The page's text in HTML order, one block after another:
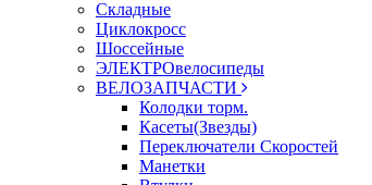
Складные
Циклокросс
Шоссейные
ЭЛЕКТРОвелосипеды
ВЕЛОЗАПЧАСТИ
Колодки торм.
Касеты(Звезды)
Переключатели Скоростей
Манетки